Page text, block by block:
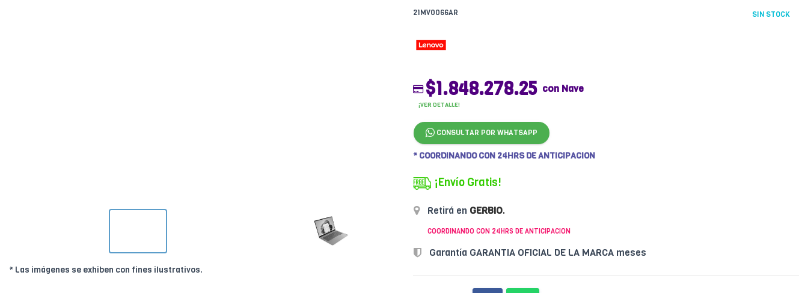
* Las imágenes se exhiben con fines ilustrativos.
21MV0066AR SIN STOCK
$1.848.278.25 con Nave
¡VER DETALLE!
CONSULTAR POR WHATSAPP
* COORDINANDO CON 24HRS DE ANTICIPACION
¡Envío Gratis!
Retirá en GERBIO.
COORDINANDO CON 24HRS DE ANTICIPACION
Garantía GARANTIA OFICIAL DE LA MARCA meses